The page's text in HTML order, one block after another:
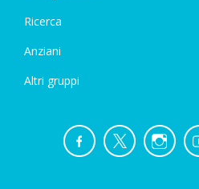
Ricerca
Anziani
Altri gruppi